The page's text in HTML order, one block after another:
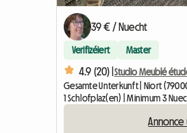
39 € / Nuecht
Verifizéiert Master
4.9 (20) | Studio Meublé
Gesamte Unterkunft | Niort
1 Schlofplaz(en) | Minimum 3